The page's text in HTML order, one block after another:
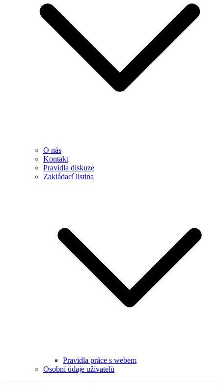
O nás
Kontakt
Pravidla diskuze
Zakládací listina
Pravidla práce s webem
Osobní údaje uživatelů